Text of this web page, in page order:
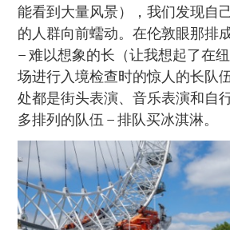
能看到大量风景），我们发现自
的人群向前蠕动。在伦敦眼那排
– 难以想象的长（让我想起了在
场进行入境检查时的惊人的长队
处都是街头表演、音乐表演和自
多排列的队伍 – 排队买冰淇淋。